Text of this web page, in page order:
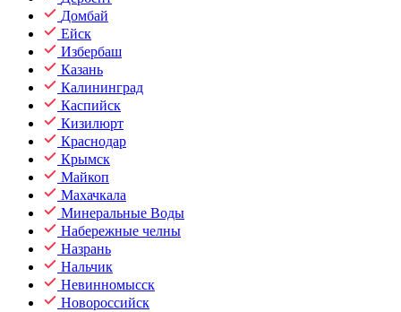
Домбай
Ейск
Избербаш
Казань
Калининград
Каспийск
Кизилюрт
Краснодар
Крымск
Майкоп
Махачкала
Минеральные Воды
Набережные челны
Назрань
Нальчик
Невинномысск
Новороссийск